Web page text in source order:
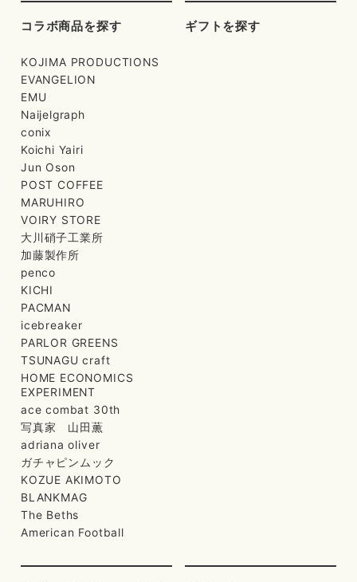
コラボ商品を探す
KOJIMA PRODUCTIONS
EVANGELION
EMU
Naijelgraph
conix
Koichi Yairi
Jun Oson
POST COFFEE
MARUHIRO
VOIRY STORE
大川硝子工業所
加藤製作所
penco
KICHI
PACMAN
icebreaker
PARLOR GREENS
TSUNAGU craft
HOME ECONOMICS
EXPERIMENT
ace combat 30th
写真家 山田薫
adriana oliver
ガチャピンムック
KOZUE AKIMOTO
BLANKMAG
The Beths
American Football
ギフトを探す